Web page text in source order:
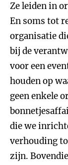
Ze leiden in
En soms tot
organisatie
bij de
voor een
houden op
geen enkele
die we
verhouding
zijn.